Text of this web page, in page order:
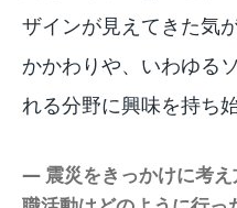
ザインが見えてきた気
かかわりや、いわゆる
れる分野に興味を持ち
― 震災をきっかけに考